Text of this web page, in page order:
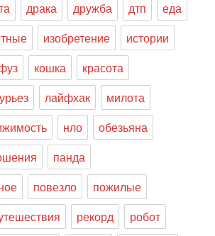
драка дружба дтп
еда
изобретение
истории
кошка
красота
лайфхак
милота
нло
обезьяна
панда
повезло
пожилые
рекорд
робот